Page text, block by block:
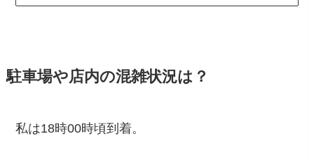
駐車場や店内の混雑状況は？
私は18時00時頃到着。